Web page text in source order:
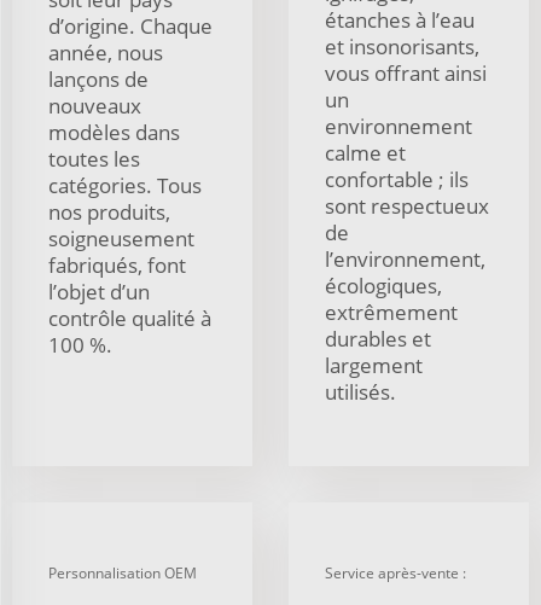
d’origine. Chaque
année, nous
lançons de
nouveaux
modèles dans
toutes les
catégories. Tous
nos produits,
soigneusement
fabriqués, font
l’objet d’un
contrôle qualité à
100 %.
étanches à l’eau
et insonorisants,
vous offrant ainsi
un
environnement
calme et
confortable ; ils
sont respectueux
de
l’environnement,
écologiques,
extrêmement
durables et
largement
utilisés.
Personnalisation OEM Service après-vente :